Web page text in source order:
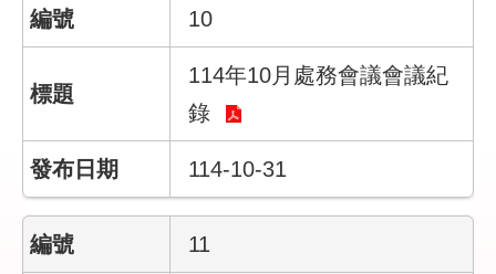
私
權
訊
安
全
政
策
10
114年10月處務會議會議紀
錄
114-10-31
11